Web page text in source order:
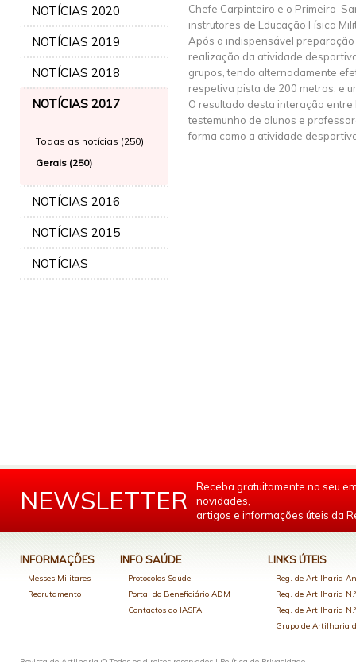
NOTÍCIAS 2020
NOTÍCIAS 2019
NOTÍCIAS 2018
NOTÍCIAS 2017
Todas as notícias (250)
Gerais (250)
NOTÍCIAS 2016
NOTÍCIAS 2015
NOTÍCIAS
Chefe Carpinteiro e o Primeiro-
instrutores de Educação Física
Após a indispensável
realização da atividade
grupos, tendo alternadamente
respetiva pista de 200 metros, e
O resultado desta interação entre
testemunho de alunos e
forma como a atividade
NEWSLETTER
Receba gratuitamente no seu
novidades,
artigos e informações úteis da
INFORMAÇÕES
Messes Militares
Recrutamento
INFO SAÚDE
Protocolos Saúde
Portal do Beneficiário ADM
Contactos do IASFA
LINKS ÚTEIS
Reg. de Artilharia
Reg. de Artilharia
Reg. de Artilharia
Grupo de Artilharia